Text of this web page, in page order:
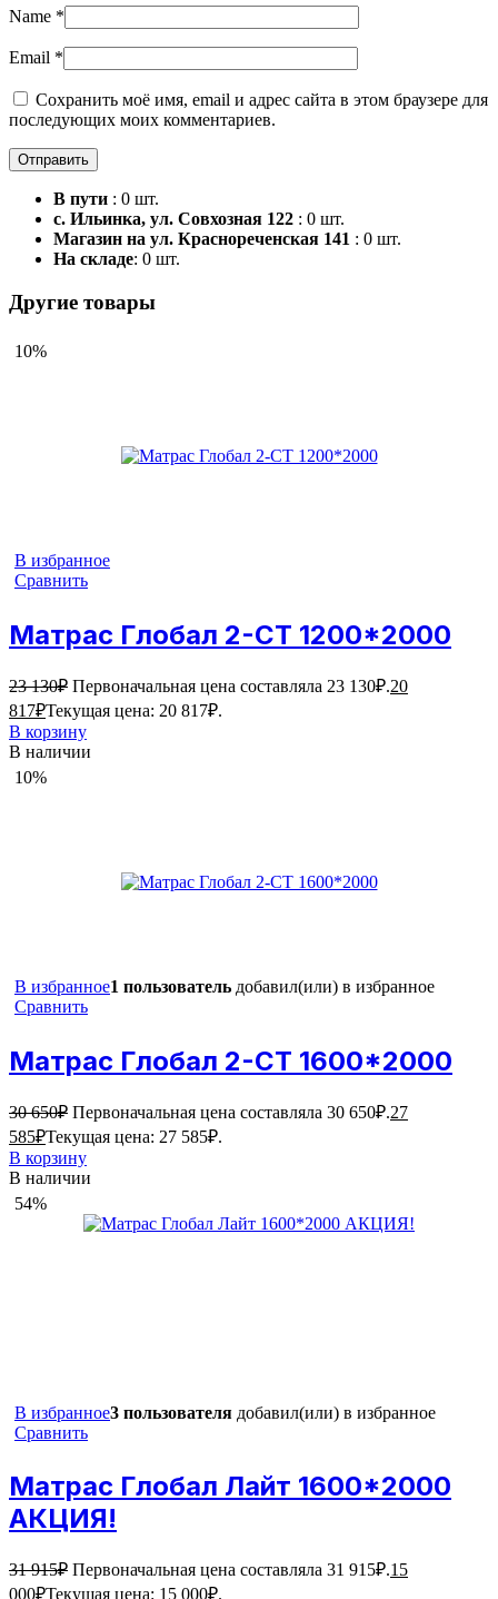
Name *
Email *
Сохранить моё имя, email и адрес сайта в этом браузере для
последующих моих комментариев.
В пути : 0 шт.
с. Ильинка, ул. Совхозная 122 : 0 шт.
Магазин на ул. Краснореченская 141 : 0 шт.
На складе: 0 шт.
Другие товары
10%
В избранное
Сравнить
Матрас Глобал 2-СТ 1200*2000
23 130₽ Первоначальная цена составляла 23 130₽.20
817₽Текущая цена: 20 817₽.
В корзину
В наличии
10%
В избранное1 пользователь добавил(или) в избранное
Сравнить
Матрас Глобал 2-СТ 1600*2000
30 650₽ Первоначальная цена составляла 30 650₽.27
585₽Текущая цена: 27 585₽.
В корзину
В наличии
54%
В избранное3 пользователя добавил(или) в избранное
Сравнить
Матрас Глобал Лайт 1600*2000
АКЦИЯ!
31 915₽ Первоначальная цена составляла 31 915₽.15
000₽Текущая цена: 15 000₽.